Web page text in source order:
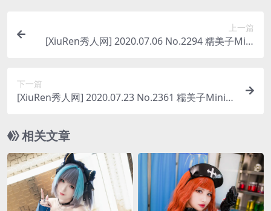
上一篇
[XiuRen秀人网] 2020.07.06 No.2294 糯美子Mini
下一篇
[XiuRen秀人网] 2020.07.23 No.2361 糯美子Mini
相关文章